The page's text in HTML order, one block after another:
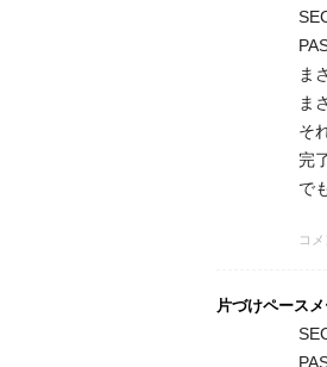
ま
ま
そ
完
で
コメ
片づけペース